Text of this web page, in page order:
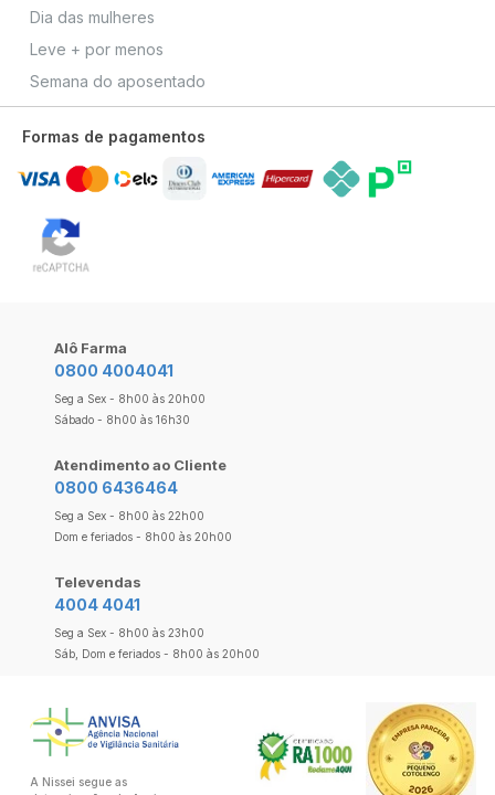
Dia das mulheres
Leve + por menos
Semana do aposentado
Formas de pagamentos
Alô Farma
0800 4004041
Seg a Sex - 8h00 às 20h00
Sábado - 8h00 às 16h30
Atendimento ao Cliente
0800 6436464
Seg a Sex - 8h00 às 22h00
Dom e feriados - 8h00 às 20h00
Televendas
4004 4041
Seg a Sex - 8h00 às 23h00
Sáb, Dom e feriados - 8h00 às 20h00
A Nissei segue as